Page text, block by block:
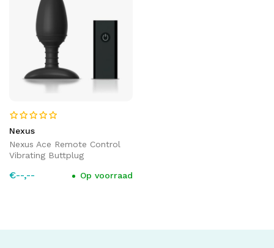
Nexus
Nexus Ace Remote Control
Vibrating Buttplug
€--,-- Op voorraad